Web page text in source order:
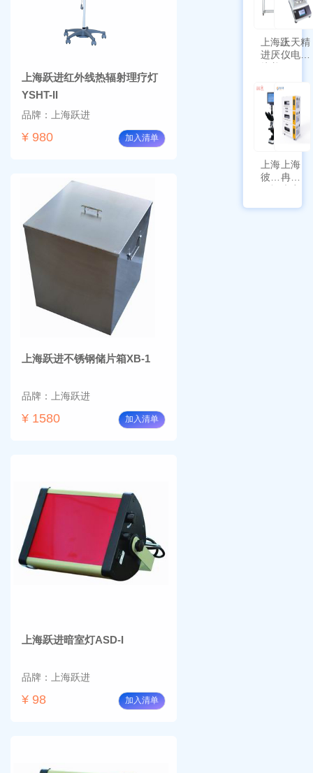
上海跃进红外线热辐射理疗灯
YSHT-II
品牌：上海跃进
¥ 980 加入清单
上海跃进不锈钢储片箱XB-1
品牌：上海跃进
¥ 1580 加入清单
上海跃进暗室灯ASD-I
品牌：上海跃进
¥ 98 加入清单
功能
上海跃
进厌氧
培养箱
III-T
上天精
仪电子
带审计
追踪功
能
上海
彼爱
姆视
上海
冉绘
大容